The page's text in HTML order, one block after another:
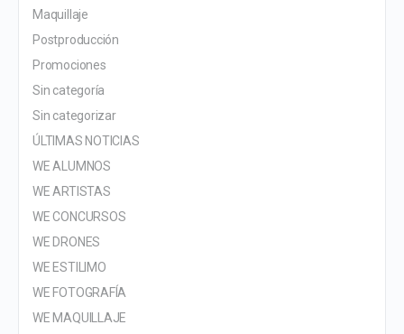
Maquillaje
Postproducción
Promociones
Sin categoría
Sin categorizar
ÚLTIMAS NOTICIAS
WE ALUMNOS
WE ARTISTAS
WE CONCURSOS
WE DRONES
WE ESTILIMO
WE FOTOGRAFÍA
WE MAQUILLAJE